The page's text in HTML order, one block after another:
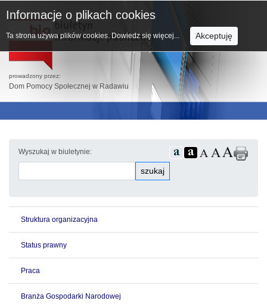
prowadzony przez:
Dom Pomocy Społecznej w Radawiu
Wyszukaj w biuletynie:
szukaj
Struktura organizacyjna
Status prawny
Praca
Branża Gospodarki Narodowej
Informacje o plikach cookies
Ta strona używa plików cookies. Dowiedz się więcej... Akceptuję